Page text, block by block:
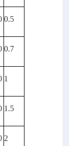
0.5
0.7
1
1.5
2